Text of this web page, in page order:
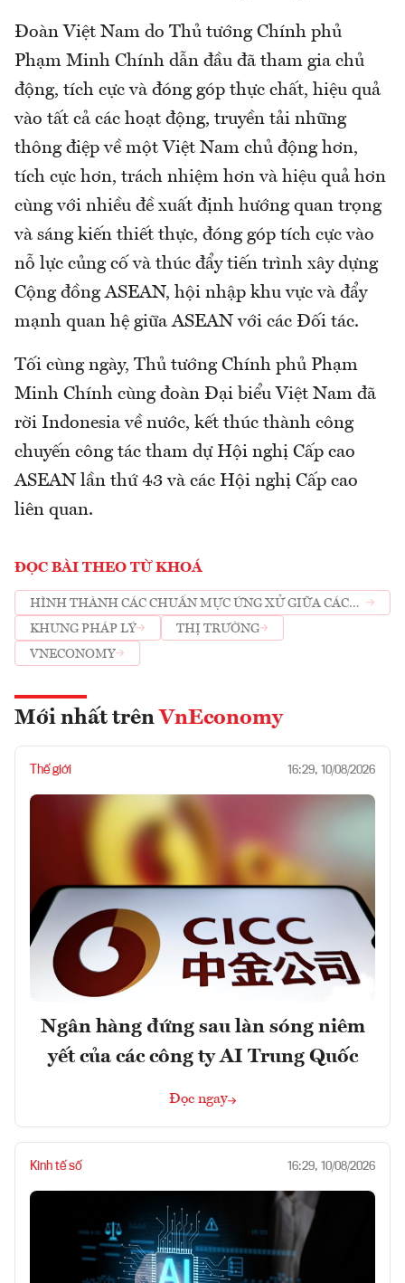
Đoàn Việt Nam do Thủ tướng Chính phủ
Phạm Minh Chính dẫn đầu đã tham gia chủ
động, tích cực và đóng góp thực chất, hiệu quả
vào tất cả các hoạt động, truyền tải những
thông điệp về một Việt Nam chủ động hơn,
tích cực hơn, trách nhiệm hơn và hiệu quả hơn
cùng với nhiều đề xuất định hướng quan trọng
và sáng kiến thiết thực, đóng góp tích cực vào
nỗ lực củng cố và thúc đẩy tiến trình xây dựng
Cộng đồng ASEAN, hội nhập khu vực và đẩy
mạnh quan hệ giữa ASEAN với các Đối tác.
Tối cùng ngày, Thủ tướng Chính phủ Phạm
Minh Chính cùng đoàn Đại biểu Việt Nam đã
rời Indonesia về nước, kết thúc thành công
chuyến công tác tham dự Hội nghị Cấp cao
ASEAN lần thứ 43 và các Hội nghị Cấp cao
liên quan.
ĐỌC BÀI THEO TỪ KHOÁ
HÌNH THÀNH CÁC CHUẨN MỰC ỨNG XỬ GIỮA CÁC
QUỐC GIA TRÊN TINH THẦN THƯỢNG TÔN PHÁP
LUẬT
KHUNG PHÁP LÝ
THỊ TRƯỜNG
VNECONOMY
Mới nhất trên VnEconomy
Thế giới 16:29, 10/08/2026
Ngân hàng đứng sau làn sóng niêm
yết của các công ty AI Trung Quốc
Đọc ngay
Kinh tế số 16:29, 10/08/2026